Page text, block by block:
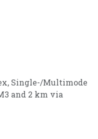
Single-/Multimode
and 2 km via